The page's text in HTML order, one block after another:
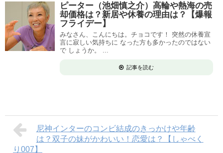
ピーター（池畑慎之介）高輪や熱海の売
却価格は？新居や休養の理由は？【爆報
フライデー】
みなさん、こんにちは。チョコです！ 突然の休養宣
言に寂しい気持ちに なった方も多かったのではない
で しょうか。 ...
記事を読む
尼神インターのコンビ結成のきっかけや年齢
は？双子の妹がかわいい！恋愛は？【しゃべく
り007】